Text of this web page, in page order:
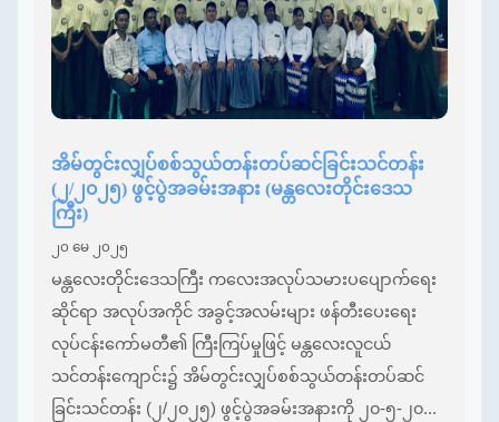
အိမ်တွင်းလျှပ်စစ်သွယ်တန်းတပ်ဆင်ခြင်းသင်တန်း
(၂/၂၀၂၅) ဖွင့်ပွဲအခမ်းအနား (မန္တလေးတိုင်းဒေသ
ကြီး)
၂၀ မေ ၂၀၂၅
မန္တလေးတိုင်းဒေသကြီး ကလေးအလုပ်သမားပပျောက်ရေး
ဆိုင်ရာ အလုပ်အကိုင် အခွင့်အလမ်းများ ဖန်တီးပေးရေး
လုပ်ငန်းကော်မတီ၏ ကြီးကြပ်မှုဖြင့် မန္တလေးလူငယ်
သင်တန်းကျောင်း၌ အိမ်တွင်းလျှပ်စစ်သွယ်တန်းတပ်ဆင်
ခြင်းသင်တန်း (၂/၂၀၂၅) ဖွင့်ပွဲအခမ်းအနားကို ၂၀-၅-၂၀...